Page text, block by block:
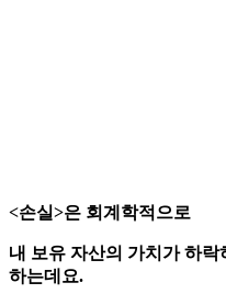
<손실>은 회계학적으로
내 보유 자산의 가치가 하
하는데요.